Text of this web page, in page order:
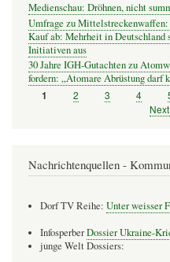
Medienschau: Dröhnen, nicht
Umfrage zu Mittelstreckenwaffen:
Kauf ab: Mehrheit in
Initiativen aus
30 Jahre IGH-Gutachten zu
fordern: „Atomare Abrüstung darf
Seitennummerierung
Seite
1 Seite
2 Seite
3 Seite
4
Next
Nachrichtenquellen -
Dorf TV Reihe: Unter weisser
InfosperberDossier Ukraine-
junge Welt Dossiers: